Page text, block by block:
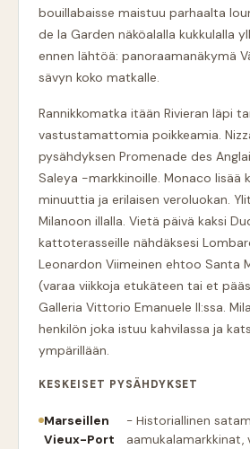
bouillabaisse maistuu parhaalta
de la Garden näköalalla kukkulalla
ennen lähtöä: panoraamanäkymä
sävyn koko matkalle.
Rannikkomatka itään Rivieran läpi
vastustamattomia poikkeamia.
pysähdyksen Promenade des
Saleya -markkinoille. Monaco lisää
minuuttia ja erilaisen veroluokan.
Milanoon illalla. Vietä päivä kaksi
kattoterasseille nähdäksesi
Leonardon Viimeinen ehtoo Santa
(varaa viikkoja etukäteen tai et
Galleria Vittorio Emanuele II:ssa.
henkilön joka istuu kahvilassa ja
ympärillään.
KESKEISET PYSÄHDYKSET
Marseillen
Vieux-Port
- Historiallinen
aamukalamarkkinat,